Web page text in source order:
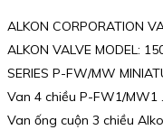
ALKON CORPORATION
ALKON VALVE MODEL:
SERIES P-FW/MW
Van 4 chiều P-FW1/MW1
Van ống cuộn 3 chiều